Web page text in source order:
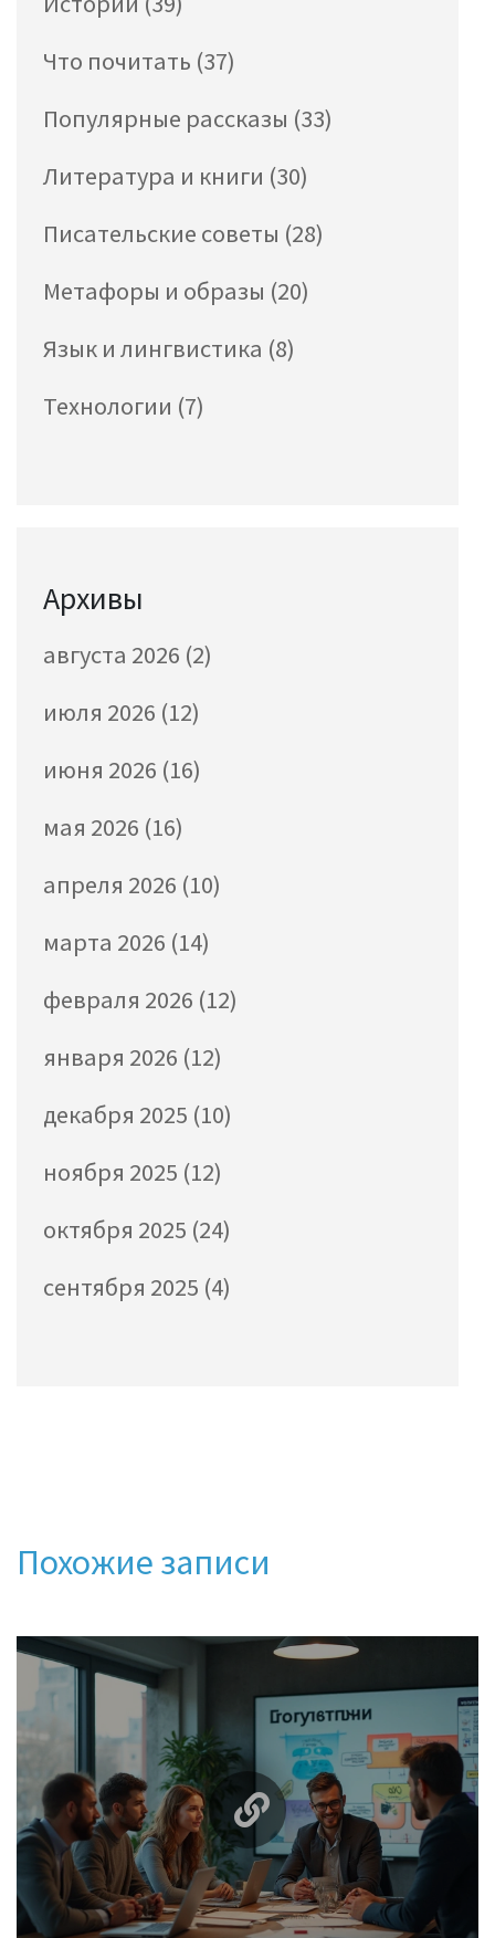
Что почитать (37)
Популярные рассказы (33)
Литература и книги (30)
Писательские советы (28)
Метафоры и образы (20)
Язык и лингвистика (8)
Технологии (7)
Архивы
августа 2026 (2)
июля 2026 (12)
июня 2026 (16)
мая 2026 (16)
апреля 2026 (10)
марта 2026 (14)
февраля 2026 (12)
января 2026 (12)
декабря 2025 (10)
ноября 2025 (12)
октября 2025 (24)
сентября 2025 (4)
Похожие записи